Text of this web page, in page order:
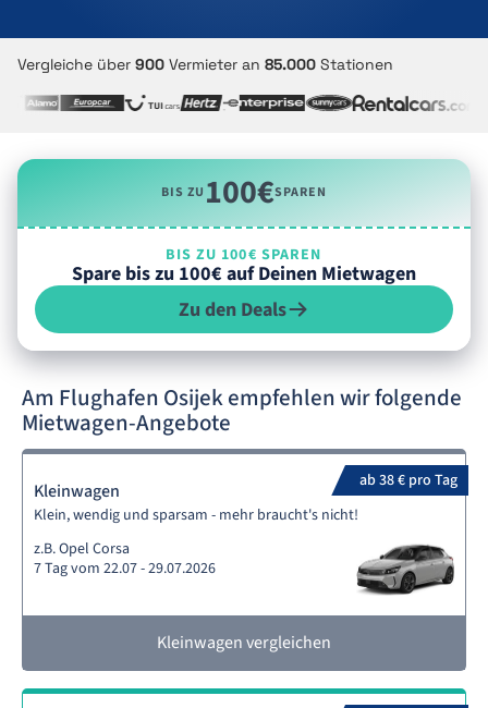
Vergleiche über 900 Vermieter an 85.000 Stationen
BIS ZU100€SPAREN
BIS ZU 100€ SPAREN
Spare bis zu 100€ auf Deinen Mietwagen
Zu den Deals
Am Flughafen Osijek empfehlen wir folgende
Mietwagen-Angebote
ab 38 € pro Tag
Kleinwagen
Klein, wendig und sparsam - mehr braucht's nicht!
z.B. Opel Corsa
7 Tag vom 22.07 - 29.07.2026
Kleinwagen vergleichen